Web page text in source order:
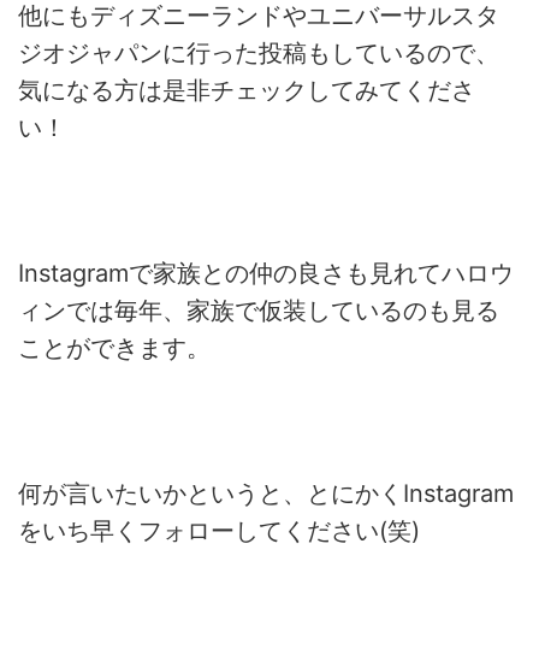
他にもディズニーランドやユニバーサルスタ
ジオジャパンに行った投稿もしているので、
気になる方は是非チェックしてみてくださ
い！
Instagramで家族との仲の良さも見れてハロウ
ィンでは毎年、家族で仮装しているのも見る
ことができます。
何が言いたいかというと、とにかくInstagram
をいち早くフォローしてください(笑)